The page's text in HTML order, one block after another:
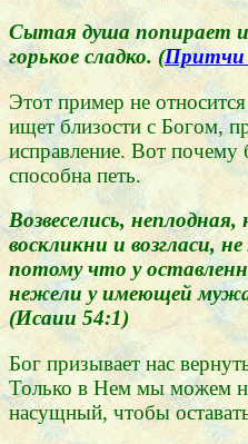
Сытая душа попирает и
горькое сладко. (Притчи
Этот пример не
ищет близости с Богом,
исправление. Вот почему
способна петь.
Возвеселись,
воскликни и возгласи,
потому что у
нежели у имеющей
(Исаии 54:1)
Бог призывает нас
Только в Нем мы можем
насущный, чтобы